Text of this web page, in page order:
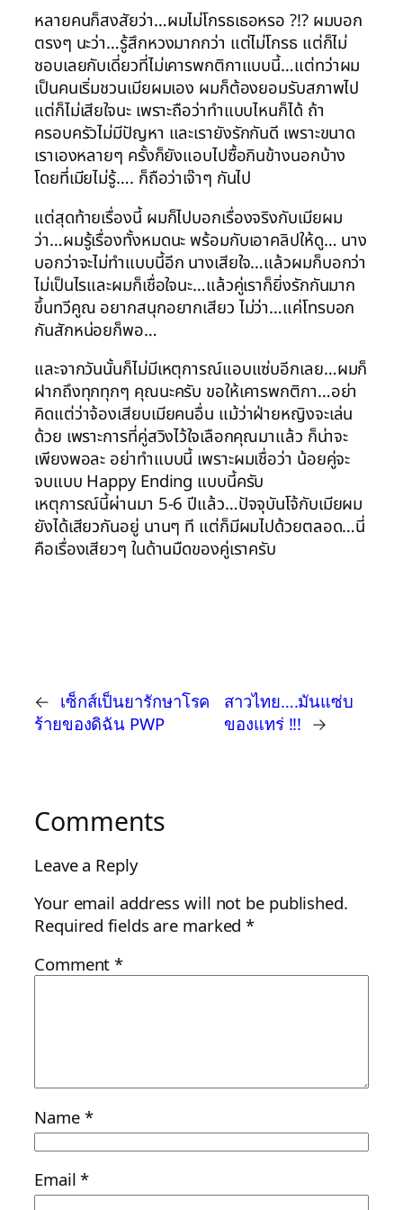
หลายคนก็สงสัยว่า…ผมไม่โกรธเธอหรอ ?!? ผมบอก
ตรงๆ นะว่า…รู้สึกหวงมากกว่า แต่ไม่โกรธ แต่ก็ไม่
ชอบเลยกับเดี่ยวที่ไม่เคารพกติกาแบบนี้…แต่ทว่าผม
เป็นคนเริ่มชวนเมียผมเอง ผมก็ต้องยอมรับสภาพไป
แต่ก็ไม่เสียใจนะ เพราะถือว่าทำแบบไหนก็ได้ ถ้า
ครอบครัวไม่มีปัญหา และเรายังรักกันดี เพราะขนาด
เราเองหลายๆ ครั้งก็ยังแอบไปซื้อกินข้างนอกบ้าง
โดยที่เมียไม่รู้…. ก็ถือว่าเจ๊าๆ กันไป
แต่สุดท้ายเรื่องนี้ ผมก็ไปบอกเรื่องจริงกับเมียผม
ว่า…ผมรู้เรื่องทั้งหมดนะ พร้อมกับเอาคลิปให้ดู… นาง
บอกว่าจะไม่ทำแบบนี้อีก นางเสียใจ…แล้วผมก็บอกว่า
ไม่เป็นไรและผมก็เชื่อใจนะ…แล้วคู่เราก็ยิ่งรักกันมาก
ขึ้นทวีคูณ อยากสนุกอยากเสียว ไม่ว่า…แค่โทรบอก
กันสักหน่อยก็พอ…
และจากวันนั้นก็ไม่มีเหตุการณ์แอบแซ่บอีกเลย…ผมก็
ฝากถึงทุกทุกๆ คุณนะครับ ขอให้เคารพกติกา…อย่า
คิดแต่ว่าจ้องเสียบเมียคนอื่น แม้ว่าฝ่ายหญิงจะเล่น
ด้วย เพราะการที่คู่สวิงไว้ใจเลือกคุณมาแล้ว ก็น่าจะ
เพียงพอละ อย่าทำแบบนี้ เพราะผมเชื่อว่า น้อยคู่จะ
จบแบบ Happy Ending แบบนี้ครับ
เหตุการณ์นี้ผ่านมา 5-6 ปีแล้ว…ปัจจุบันโจ้กับเมียผม
ยังได้เสียวกันอยู่ นานๆ ที แต่ก็มีผมไปด้วยตลอด…นี่
คือเรื่องเสียวๆ ในด้านมืดของคู่เราครับ
← เซ็กส์เป็นยารักษาโรค
ร้ายของดิฉัน PWP
สาวไทย….มันแซ่บ
ของแทร่ !!! →
Comments
Leave a Reply
Your email address will not be published.
Required fields are marked*
Comment*
Name *
Email*